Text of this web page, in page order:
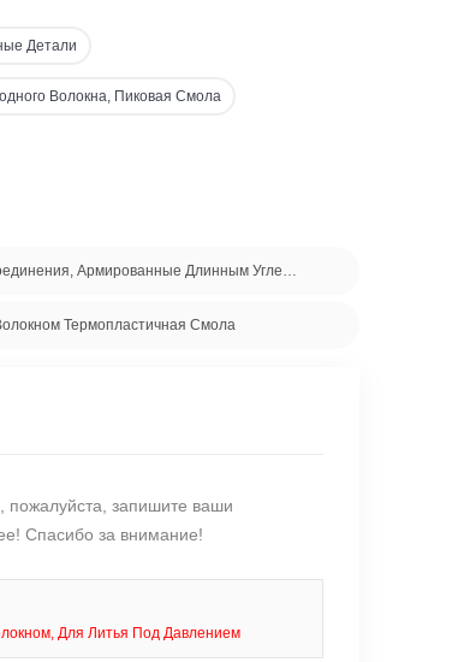
Детали
Волокна, Пиковая Смола
LFT Полиэфирэфиркетон С Высокими Свойствами, Термопластичные Соединения, Армированные Длинным Углеродным Волокном
Термопластичная Смола
пожалуйста, запишите ваши
Спасибо за внимание!
Для Литья Под Давлением